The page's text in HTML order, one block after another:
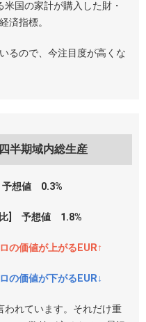
国の家計が購入した財・
済指標。
るので、今注目度が高くな
半期域内総生産
想値 0.3%
比] 予想値 1.8%
の価値が上がるEUR↑
の価値が下がるEUR↓
われています。それだけ重